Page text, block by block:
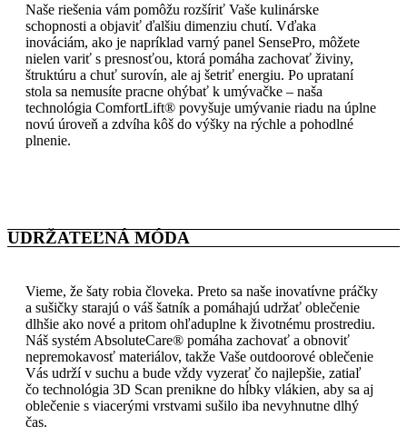
Naše riešenia vám pomôžu rozšíriť Vaše kulinárske
schopnosti a objaviť ďalšiu dimenziu chutí. Vďaka
inováciám, ako je napríklad varný panel SensePro, môžete
nielen variť s presnosťou, ktorá pomáha zachovať živiny,
štruktúru a chuť surovín, ale aj šetriť energiu. Po uprataní
stola sa nemusíte pracne ohýbať k umývačke – naša
technológia ComfortLift® povyšuje umývanie riadu na úplne
novú úroveň a zdvíha kôš do výšky na rýchle a pohodlné
plnenie.
UDRŽATEĽNÁ MÓDA
Vieme, že šaty robia človeka. Preto sa naše inovatívne práčky
a sušičky starajú o váš šatník a pomáhajú udržať oblečenie
dlhšie ako nové a pritom ohľaduplne k životnému prostrediu.
Náš systém AbsoluteCare® pomáha zachovať a obnoviť
nepremokavosť materiálov, takže Vaše outdoorové oblečenie
Vás udrží v suchu a bude vždy vyzerať čo najlepšie, zatiaľ
čo technológia 3D Scan prenikne do hĺbky vlákien, aby sa aj
oblečenie s viacerými vrstvami sušilo iba nevyhnutne dlhý
čas.